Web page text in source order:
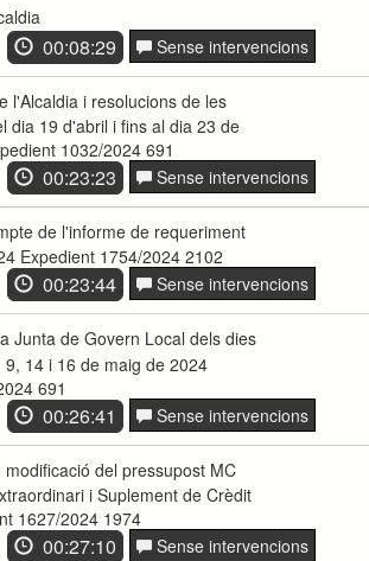
00:08:29 Sense intervencions
l'Alcaldia i resolucions de les
dia 19 d'abril i fins al dia 23 de
1032/2024 691
00:23:23 Sense intervencions
de l'informe de requeriment
Expedient 1754/2024 2102
00:23:44 Sense intervencions
Junta de Govern Local dels dies
14 i 16 de maig de 2024
691
00:26:41 Sense intervencions
modificació del pressupost MC
i Suplement de Crèdit
1627/2024 1974
00:27:10 Sense intervencions